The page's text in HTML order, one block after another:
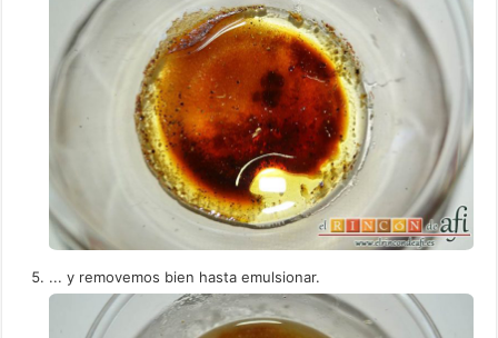
... y removemos bien hasta emulsionar.